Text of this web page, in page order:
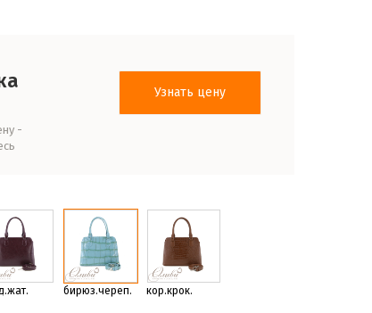
-
Узнать цену
бирюз.череп. кор.крок.